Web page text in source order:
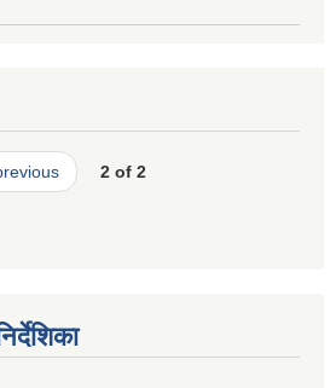
2 of 2